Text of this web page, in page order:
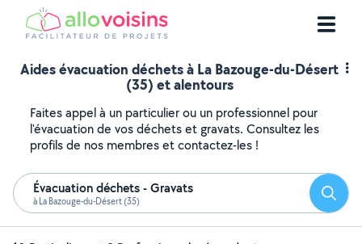
Aides évacuation déchets à La Bazouge-du-Désert
(35) et alentours
Faites appel à un particulier ou un professionnel pour
l'évacuation de vos déchets et gravats. Consultez les
profils de nos membres et contactez-les !
Évacuation déchets - Gravats
à La Bazouge-du-Désert (35)